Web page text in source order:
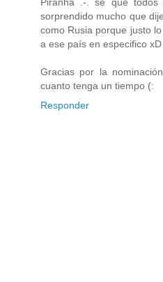
sorprendido mucho que
como Rusia porque justo
a ese país en especifico xD
Gracias por la
cuanto tenga un tiempo (:
Responder